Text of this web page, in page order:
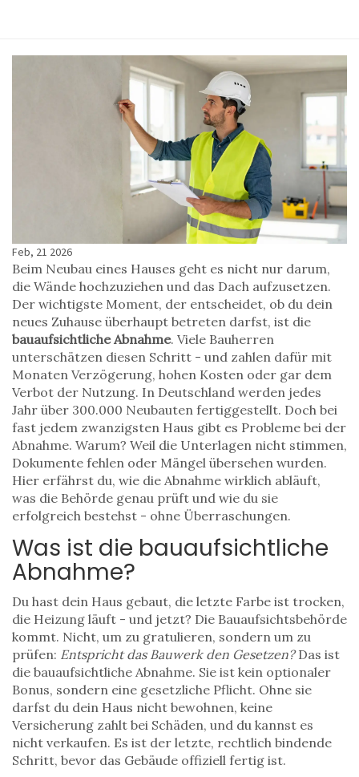
Feb, 21 2026
Beim Neubau eines Hauses geht es nicht nur darum,
die Wände hochzuziehen und das Dach aufzusetzen.
Der wichtigste Moment, der entscheidet, ob du dein
neues Zuhause überhaupt betreten darfst, ist die
bauaufsichtliche Abnahme. Viele Bauherren
unterschätzen diesen Schritt - und zahlen dafür mit
Monaten Verzögerung, hohen Kosten oder gar dem
Verbot der Nutzung. In Deutschland werden jedes
Jahr über 300.000 Neubauten fertiggestellt. Doch bei
fast jedem zwanzigsten Haus gibt es Probleme bei der
Abnahme. Warum? Weil die Unterlagen nicht stimmen,
Dokumente fehlen oder Mängel übersehen wurden.
Hier erfährst du, wie die Abnahme wirklich abläuft,
was die Behörde genau prüft und wie du sie
erfolgreich bestehst - ohne Überraschungen.
Was ist die bauaufsichtliche
Abnahme?
Du hast dein Haus gebaut, die letzte Farbe ist trocken,
die Heizung läuft - und jetzt? Die Bauaufsichtsbehörde
kommt. Nicht, um zu gratulieren, sondern um zu
prüfen: Entspricht das Bauwerk den Gesetzen?Das ist
die bauaufsichtliche Abnahme. Sie ist kein optionaler
Bonus, sondern eine gesetzliche Pflicht. Ohne sie
darfst du dein Haus nicht bewohnen, keine
Versicherung zahlt bei Schäden, und du kannst es
nicht verkaufen. Es ist der letzte, rechtlich bindende
Schritt, bevor das Gebäude offiziell fertig ist.